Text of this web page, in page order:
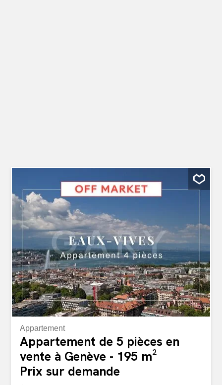
Appartement
Appartement de 5 pièces en
vente à Genève - 195 m²
Prix sur demande